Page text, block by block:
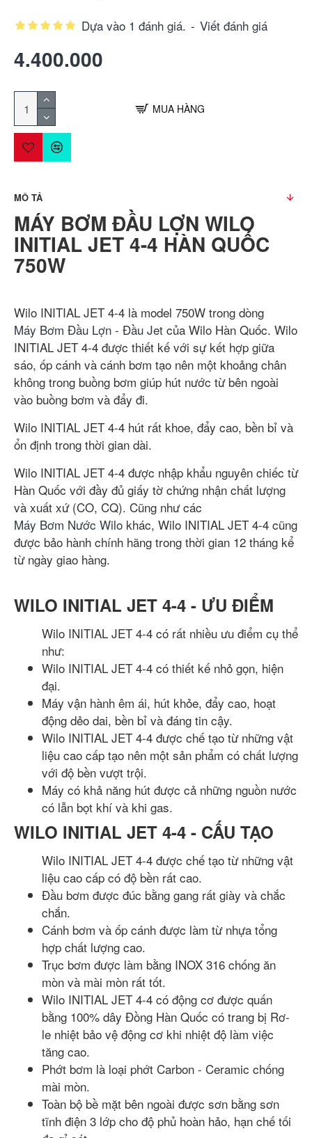
Dựa vào 1 đánh giá. - Viết đánh giá
4.400.000
MUA HÀNG
MÔ TẢ
MÁY BƠM ĐẦU LỢN WILO
INITIAL JET 4-4 HÀN QUỐC
750W
Wilo INITIAL JET 4-4 là model 750W trong dòng
Máy Bơm Đầu Lợn - Đầu Jet của Wilo Hàn Quốc. Wilo
INITIAL JET 4-4 được thiết kế với sự kết hợp giữa
sáo, ốp cánh và cánh bơm tạo nên một khoảng chân
không trong buồng bơm giúp hút nước từ bên ngoài
vào buồng bơm và đẩy đi.
Wilo INITIAL JET 4-4 hút rất khoe, đẩy cao, bền bỉ và
ổn định trong thời gian dài.
Wilo INITIAL JET 4-4 được nhập khẩu nguyên chiếc từ
Hàn Quốc với đầy đủ giấy tờ chứng nhận chất lượng
và xuất xứ (CO, CQ). Cũng như các
Máy Bơm Nước Wilo khác, Wilo INITIAL JET 4-4 cũng
được bảo hành chính hãng trong thời gian 12 tháng kể
từ ngày giao hàng.
WILO INITIAL JET 4-4 - ƯU ĐIỂM
Wilo INITIAL JET 4-4 có rất nhiều ưu điểm cụ thể
như:
Wilo INITIAL JET 4-4 có thiết kế nhỏ gọn, hiện
đại.
Máy vận hành êm ái, hút khỏe, đẩy cao, hoạt
động dẻo dai, bền bỉ và đáng tin cậy.
Wilo INITIAL JET 4-4 được chế tạo từ những vật
liệu cao cấp tạo nên một sản phẩm có chất lượng
với độ bền vượt trội.
Máy có khả năng hút được cả những nguồn nước
có lẫn bọt khí và khi gas.
WILO INITIAL JET 4-4 - CẤU TẠO
Wilo INITIAL JET 4-4 được chế tạo từ những vật
liệu cao cấp có độ bền rất cao.
Đầu bơm được đúc bằng gang rất giày và chắc
chắn.
Cánh bơm và ốp cánh được làm từ nhựa tổng
hợp chất lượng cao.
Trục bơm được làm bằng INOX 316 chống ăn
mòn và mài mòn rất tốt.
Wilo INITIAL JET 4-4 có động cơ được quấn
bằng 100% dây Đồng Hàn Quốc có trang bị Rơ-
le nhiệt bảo vệ động cơ khi nhiệt độ làm việc
tăng cao.
Phớt bơm là loại phớt Carbon - Ceramic chống
mài mòn.
Toàn bộ bề mặt bên ngoài được sơn bằng sơn
tĩnh điện 3 lớp cho độ phủ hoàn hảo, hạn chế tối